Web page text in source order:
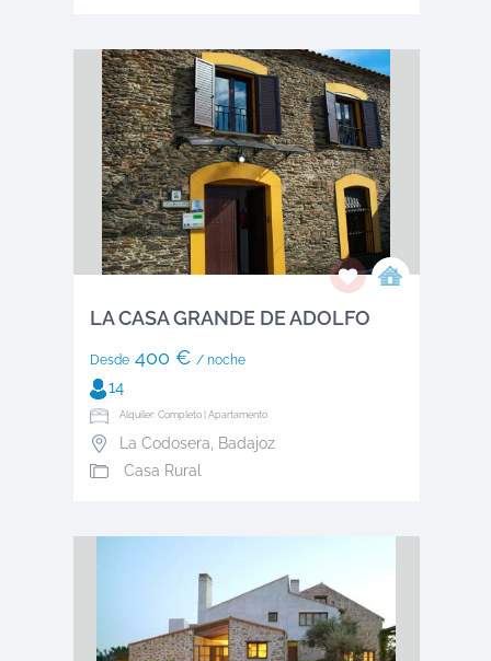
LA CASA GRANDE DE ADOLFO
Desde400 € / noche
14
Alquiler: Completo | Apartamento
La Codosera Badajoz
Casa Rural